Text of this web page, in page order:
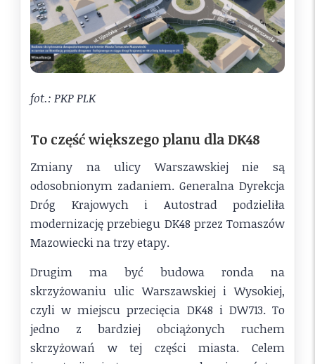
fot.: PKP PLK
To część większego planu dla DK48
Zmiany na ulicy Warszawskiej nie są
odosobnionym zadaniem. Generalna Dyrekcja
Dróg Krajowych i Autostrad podzieliła
modernizację przebiegu DK48 przez Tomaszów
Mazowiecki na trzy etapy.
Drugim ma być budowa ronda na
skrzyżowaniu ulic Warszawskiej i Wysokiej,
czyli w miejscu przecięcia DK48 i DW713. To
jedno z bardziej obciążonych ruchem
skrzyżowań w tej części miasta. Celem